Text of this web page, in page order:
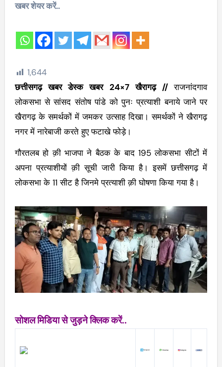
खबर शेयर करें..
1,644
छत्तीसगढ़ खबर डेस्क खबर 24×7 खैरागढ़ //राजनांदगाव
लोकसभा से सांसद संतोष पांडे को पुनः प्रत्याशी बनाये जाने पर
खैरागढ़ के समर्थकों में जमकर उत्साह दिखा। समर्थकों ने खैरागढ़
नगर में नारेबाजी करते हुए फटाखे फोड़े।
गौरतलब हो क़ी भाजपा ने बैठक के बाद 195 लोकसभा सीटों में
अपना प्रत्याशीयों क़ी सूची जारी किया है। इसमें छत्तीसगढ़ में
लोकसभा के 11 सीट है जिनमे प्रत्याशी क़ी घोषणा किया गया है।
सोशल मिडिया से जुड़ने क्लिक करें..